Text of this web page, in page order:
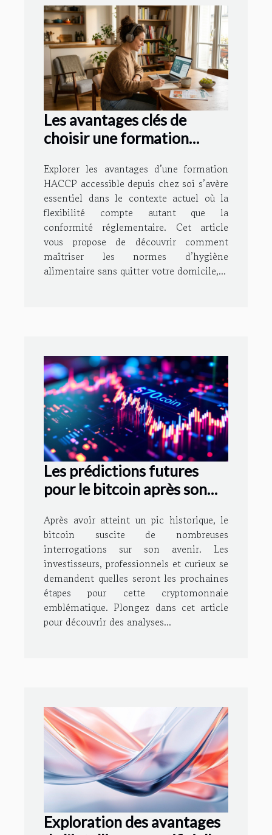
Les avantages clés de
choisir une formation
chez soi
Explorer les avantages d’une formation
HACCP accessible depuis chez soi s’avère
essentiel dans le contexte actuel où la
flexibilité compte autant que la
conformité réglementaire. Cet article
vous propose de découvrir comment
maîtriser les normes d’hygiène
alimentaire sans quitter votre domicile,...
Les prédictions futures
pour le bitcoin après son
Après avoir atteint un pic historique, le
bitcoin suscite de nombreuses
interrogations sur son avenir. Les
investisseurs, professionnels et curieux se
demandent quelles seront les prochaines
étapes pour cette cryptomonnaie
emblématique. Plongez dans cet article
pour découvrir des analyses...
Exploration des avantages